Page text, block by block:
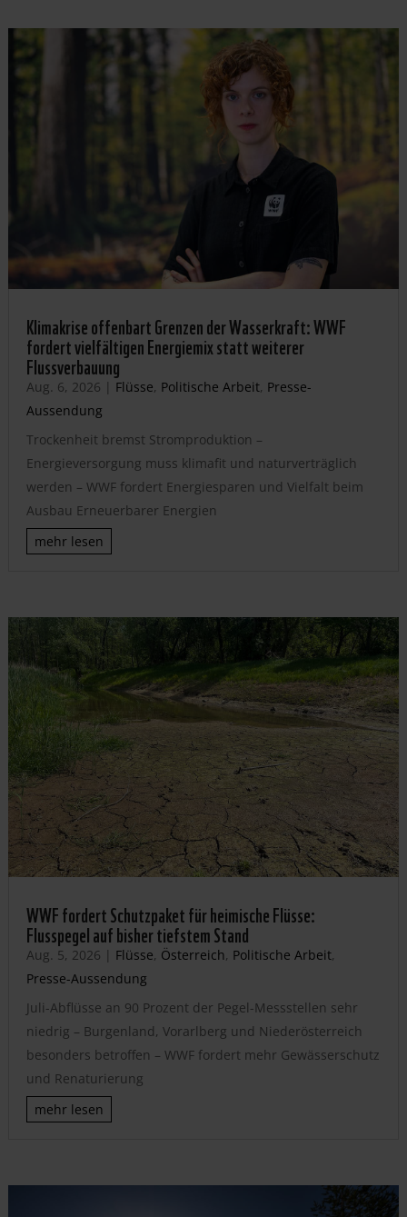
Klimakrise offenbart Grenzen der Wasserkraft: WWF
fordert vielfältigen Energiemix statt weiterer
Flussverbauung
Aug. 6, 2026 | Flüsse, Politische Arbeit, Presse-
Aussendung
Trockenheit bremst Stromproduktion –
Energieversorgung muss klimafit und naturverträglich
werden – WWF fordert Energiesparen und Vielfalt beim
Ausbau Erneuerbarer Energien
mehr lesen
WWF fordert Schutzpaket für heimische Flüsse:
Flusspegel auf bisher tiefstem Stand
Aug. 5, 2026 | Flüsse, Österreich, Politische Arbeit,
Presse-Aussendung
Juli-Abflüsse an 90 Prozent der Pegel-Messstellen sehr
niedrig – Burgenland, Vorarlberg und Niederösterreich
besonders betroffen – WWF fordert mehr Gewässerschutz
und Renaturierung
mehr lesen